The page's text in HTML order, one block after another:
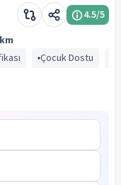
4.5/5
Çocuk Dostu